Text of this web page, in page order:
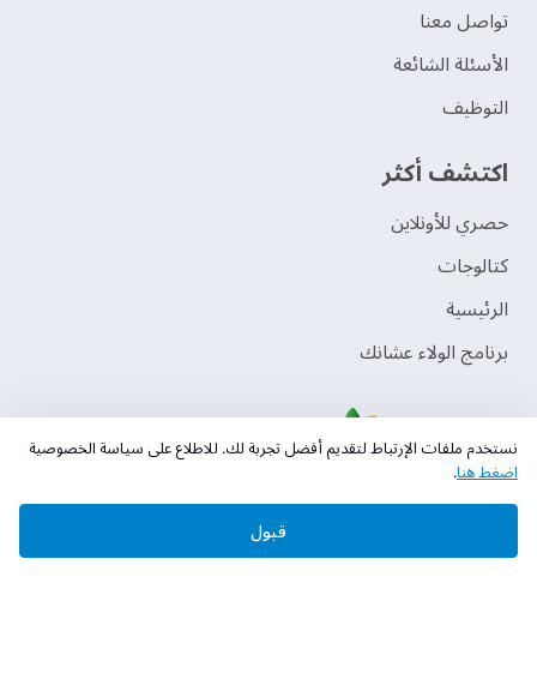
تواصل معنا
الأسئلة الشائعة
التوظيف
اكتشف أكثر
حصري للأونلاين
‫كتالوجات‬
الرئيسية
برنامج الولاء عشانك
حقوق النشر © 2026 دهانات الجزيرة
نستخدم ملفات الإرتباط لتقديم أفضل تجربة لك. للاطلاع على سياسة الخصوصية
اضغط هنا.
قبول